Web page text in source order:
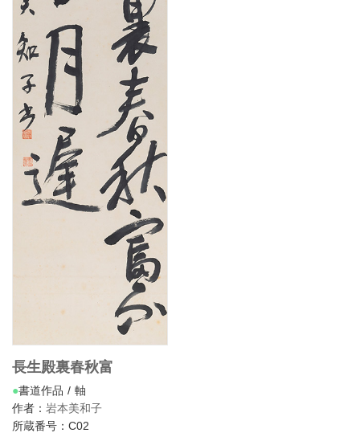
長生殿裏春秋富
書道作品
軸
作者： 岩本美和子
所蔵番号：C02